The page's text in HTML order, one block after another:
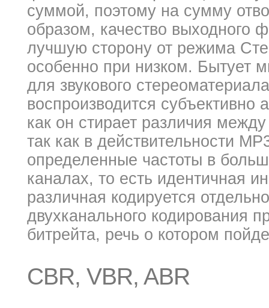
суммой, поэтому на сумму
образом, качество выходного
лучшую сторону от режима
особенно при низком. Бытует
для звукового
воспроизводится
как он стирает различия
так как в действительности
определенные частоты в
каналах, то есть идентичная
различная кодируется
двухканального кодирования
битрейта, речь о котором
CBR, VBR, ABR